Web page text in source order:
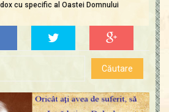
cu specific al Oastei Domnului